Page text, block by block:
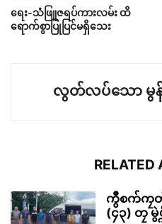
ရေး-သံဖြူဇရပ်ကားလမ်း ထိ
ရောက်စွာပြုပြင်မရှိသေး
လွတ်လပ်သော မွန်
RELATED
ကွဳစက်ကၠတ်
(၄၃) တၠ